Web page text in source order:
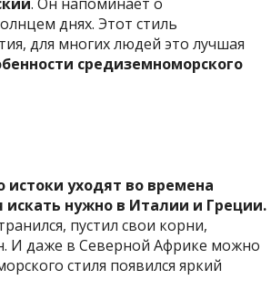
днях. Этот стиль
для многих людей это лучшая
средиземноморского
истоки уходят во времена
нужно в Италии и Греции.
пустил свои корни,
И даже в Северной Африке можно
стиля появился яркий